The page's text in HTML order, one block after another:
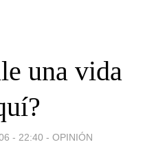
una vida
- 22:40 - OPINIÓN